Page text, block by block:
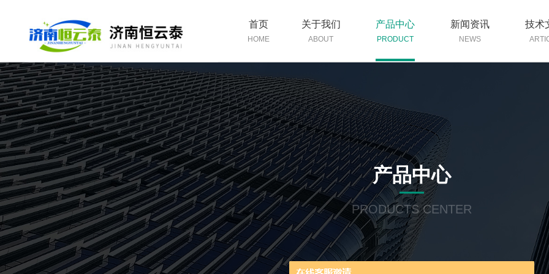
首页
HOME
关于我们
ABOUT
产品中心
PRODUCT
新闻资讯
NEWS
技术
产品中心
PRODUCTS CENTER